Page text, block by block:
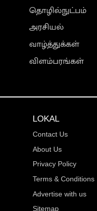
தொழில்நுட்பம்
அரசியல்
வாழ்த்துக்கள்
விளம்பரங்கள்
LOKAL
Contact Us
About Us
Privacy Policy
Terms & Conditions
Advertise with us
Sitemap